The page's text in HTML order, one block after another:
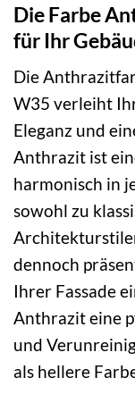
Die Farbe
für Ihr
Die
W35 verleiht
Eleganz und
Anthrazit ist
harmonisch in
sowohl zu
dennoch
Ihrer Fassade
Anthrazit eine
und
als hellere